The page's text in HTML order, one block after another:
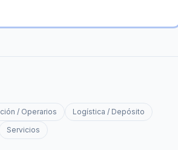
/ Operarios
Logística / Depósito
Servicios